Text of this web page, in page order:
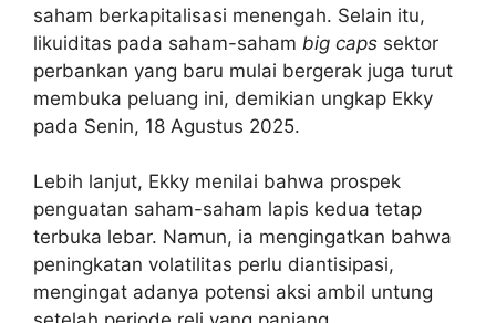
saham berkapitalisasi menengah. Selain itu,
likuiditas pada saham-saham big caps sektor
perbankan yang baru mulai bergerak juga turut
membuka peluang ini, demikian ungkap Ekky
pada Senin, 18 Agustus 2025.
Lebih lanjut, Ekky menilai bahwa prospek
penguatan saham-saham lapis kedua tetap
terbuka lebar. Namun, ia mengingatkan bahwa
peningkatan volatilitas perlu diantisipasi,
mengingat adanya potensi aksi ambil untung